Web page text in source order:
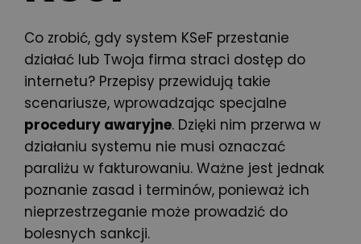
Co zrobić, gdy system KSeF przestanie
działać lub Twoja firma straci dostęp do
internetu? Przepisy przewidują takie
scenariusze, wprowadzając specjalne
procedury awaryjne. Dzięki nim przerwa w
działaniu systemu nie musi oznaczać
paraliżu w fakturowaniu. Ważne jest jednak
poznanie zasad i terminów, ponieważ ich
nieprzestrzeganie może prowadzić do
bolesnych sankcji.